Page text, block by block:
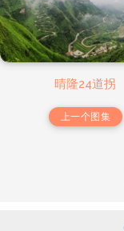
晴隆24道拐
上一个图集